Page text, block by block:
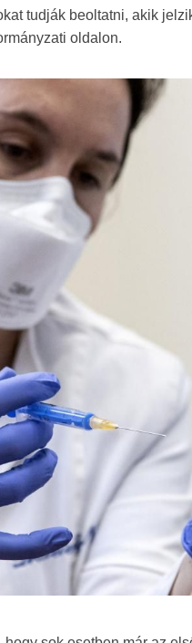
tudják beoltatni, akik
oldalon.